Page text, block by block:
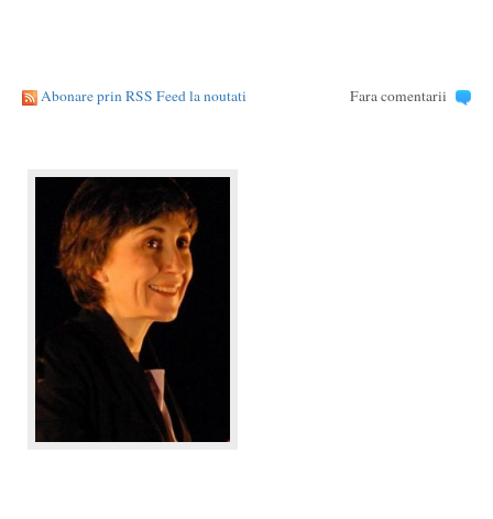
Abonare prin RSS Feed la noutati Fara comentarii